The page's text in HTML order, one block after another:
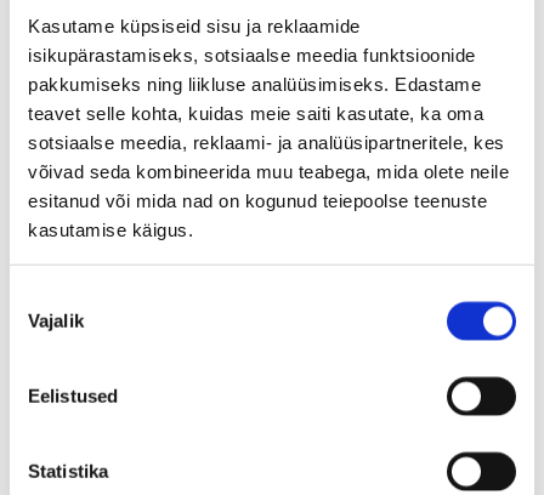
Kasutame küpsiseid sisu ja reklaamide
isikupärastamiseks, sotsiaalse meedia funktsioonide
pakkumiseks ning liikluse analüüsimiseks. Edastame
teavet selle kohta, kuidas meie saiti kasutate, ka oma
sotsiaalse meedia, reklaami- ja analüüsipartneritele, kes
võivad seda kombineerida muu teabega, mida olete neile
esitanud või mida nad on kogunud teiepoolse teenuste
kasutamise käigus.
valik
Vajalik
Eelistused
Statistika